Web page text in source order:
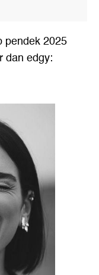
pendek 2025
dan edgy: